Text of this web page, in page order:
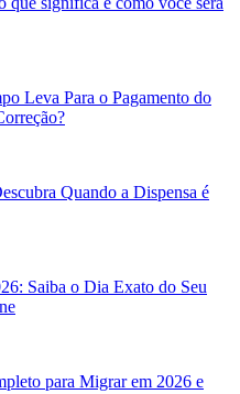
Leva Para o Pagamento do
Quando a Dispensa é
Saiba o Dia Exato do Seu
para Migrar em 2026 e